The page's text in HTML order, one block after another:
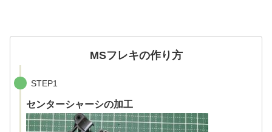
MSフレキの作り方
STEP1
センターシャーシの加工